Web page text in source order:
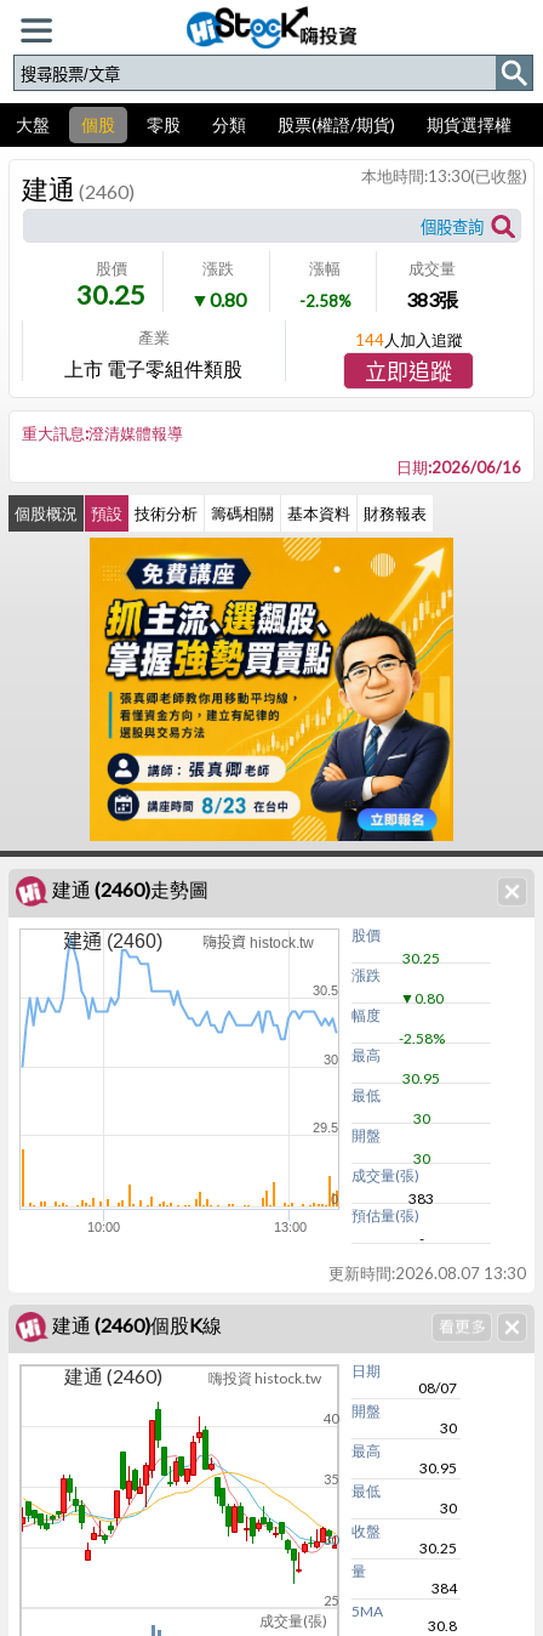
大盤 個股 零股 分類 股票(權證/期貨) 期貨選擇權
建通 (2460)
股價
30.25
漲跌
▼0.80
漲幅
-2.58%
成交量
383張
產業
上市 電子零組件類股
本地時間:13:30(已收盤)
144人加入追蹤
立即追蹤
重大訊息:澄清媒體報導
日期:2026/06/16
個股概況 預設 技術分析 籌碼相關 基本資料 財務報表
建通 (2460)走勢圖
建通 (2460) 嗨投資 histock.tw
10:00 13:00
29.5
30
30.5
0
股價
30.25
漲跌
▼0.80
幅度
-2.58%
最高
30.95
最低
30
開盤
30
成交量(張)
383
預估量(張)
-
更新時間:2026.08.07 13:30
建通 (2460)個股K線
成交量(張)
建通 (2460) 嗨投資 histock.tw
25
30
35
40
日期
08/07
開盤
30
最高
30.95
最低
30
收盤
30.25
量
384
5MA
30.8